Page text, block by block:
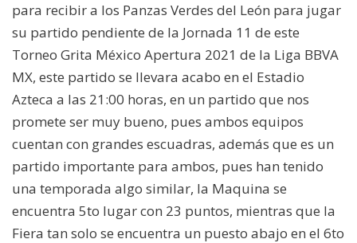
para recibir a los Panzas Verdes del León para jugar
su partido pendiente de la Jornada 11 de este
Torneo Grita México Apertura 2021 de la Liga BBVA
MX, este partido se llevara acabo en el Estadio
Azteca a las 21:00 horas, en un partido que nos
promete ser muy bueno, pues ambos equipos
cuentan con grandes escuadras, además que es un
partido importante para ambos, pues han tenido
una temporada algo similar, la Maquina se
encuentra 5to lugar con 23 puntos, mientras que la
Fiera tan solo se encuentra un puesto abajo en el 6to